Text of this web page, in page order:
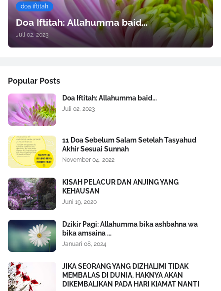
doa iftitah
Doa Iftitah: Allahumma baid...
Juli 02, 2023
Popular Posts
Doa Iftitah: Allahumma baid...
Juli 02, 2023
11 Doa Sebelum Salam Setelah Tasyahud
Akhir Sesuai Sunnah
November 04, 2022
KISAH PELACUR DAN ANJING YANG
KEHAUSAN
Juni 19, 2020
Dzikir Pagi: Allahumma bika ashbahna wa
bika amsaina ...
Januari 08, 2024
JIKA SEORANG YANG DIZHALIMI TIDAK
MEMBALAS DI DUNIA, HAKNYA AKAN
DIKEMBALIKAN PADA HARI KIAMAT NANTI